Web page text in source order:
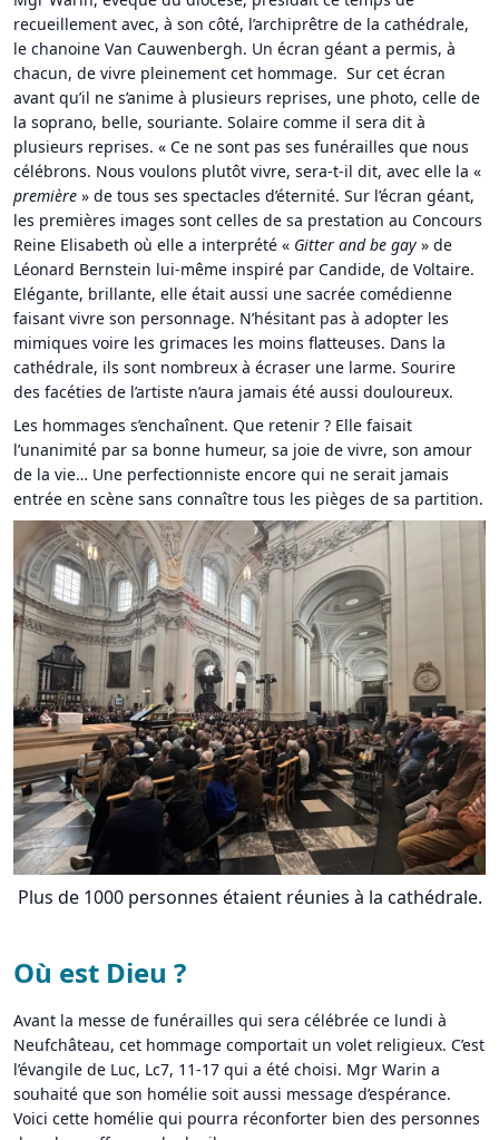
recueillement avec, à son côté, l’archiprêtre de la cathédrale,
le chanoine Van Cauwenbergh. Un écran géant a permis, à
chacun, de vivre pleinement cet hommage. Sur cet écran
avant qu’il ne s’anime à plusieurs reprises, une photo, celle de
la soprano, belle, souriante. Solaire comme il sera dit à
plusieurs reprises. « Ce ne sont pas ses funérailles que nous
célébrons. Nous voulons plutôt vivre, sera-t-il dit, avec elle la «
première » de tous ses spectacles d’éternité. Sur l’écran géant,
les premières images sont celles de sa prestation au Concours
Reine Elisabeth où elle a interprété « Gitter and be gay » de
Léonard Bernstein lui-même inspiré par Candide, de Voltaire.
Elégante, brillante, elle était aussi une sacrée comédienne
faisant vivre son personnage. N’hésitant pas à adopter les
mimiques voire les grimaces les moins flatteuses. Dans la
cathédrale, ils sont nombreux à écraser une larme. Sourire
des facéties de l’artiste n’aura jamais été aussi douloureux.
Les hommages s’enchaînent. Que retenir ? Elle faisait
l’unanimité par sa bonne humeur, sa joie de vivre, son amour
de la vie… Une perfectionniste encore qui ne serait jamais
entrée en scène sans connaître tous les pièges de sa partition.
Plus de 1000 personnes étaient réunies à la cathédrale.
Où est Dieu ?
Avant la messe de funérailles qui sera célébrée ce lundi à
Neufchâteau, cet hommage comportait un volet religieux. C’est
l’évangile de Luc, Lc7, 11-17 qui a été choisi. Mgr Warin a
souhaité que son homélie soit aussi message d’espérance.
Voici cette homélie qui pourra réconforter bien des personnes